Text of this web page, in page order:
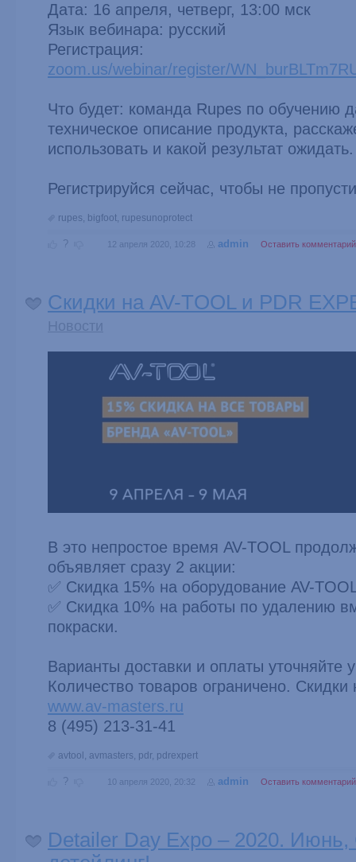
Дата: 16 апреля, четверг, 13:00 мск
Язык вебинара: русский
Регистрация:
zoom.us/webinar/register/
Что будет: команда Rupes по обучению
техническое описание продукта,
использовать и какой результат ожидать.
Регистрируйся сейчас, чтобы не
rupes, bigfoot, rupesunoprotect
? 12 апреля 2020, 10:28 admin Оставить комментарий
Скидки на AV-TOOL и PDR
Новости
В это непростое время AV-TOOL
объявляет сразу 2 акции:
✅ Скидка 15% на оборудование AV-
✅ Скидка 10% на работы по удалению
покраски.
Варианты доставки и оплаты уточняйте
Количество товаров ограничено.
www.av-masters.ru
8 (495) 213-31-41
avtool , avmasters, pdr, pdrexpert
? 10 апреля 2020, 20:32 admin Оставить комментарий
Detailer Day Expo – 2020. Июнь,